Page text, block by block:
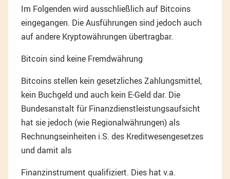
Im Folgenden wird ausschließlich auf Bitcoins
eingegangen. Die Ausführungen sind jedoch auch
auf andere Kryptowährungen übertragbar.
Bitcoin sind keine Fremdwährung
Bitcoins stellen kein gesetzliches Zahlungsmittel,
kein Buchgeld und auch kein E-Geld dar. Die
Bundesanstalt für Finanzdienstleistungsaufsicht
hat sie jedoch (wie Regionalwährungen) als
Rechnungseinheiten i.S. des Kreditwesengesetzes
und damit als
Finanzinstrument qualifiziert. Dies hat v.a.